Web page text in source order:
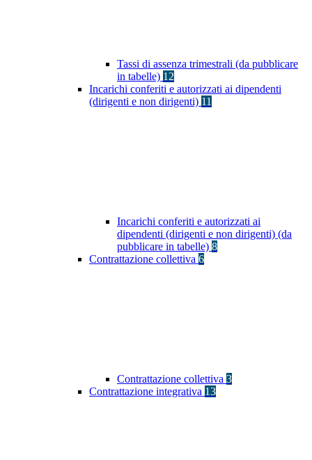
Tassi di assenza trimestrali (da pubblicare
in tabelle) 12
Incarichi conferiti e autorizzati ai dipendenti
(dirigenti e non dirigenti) 11
Incarichi conferiti e autorizzati ai
dipendenti (dirigenti e non dirigenti) (da
pubblicare in tabelle) 8
Contrattazione collettiva 6
Contrattazione collettiva 3
Contrattazione integrativa 13